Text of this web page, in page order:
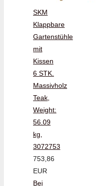
SKM
Klappbare
Gartenstühle
mit
Kissen
6 STK.
Massivholz
Teak,
Weight:
56.09
kg,
3072753
753,86
EUR
Bei